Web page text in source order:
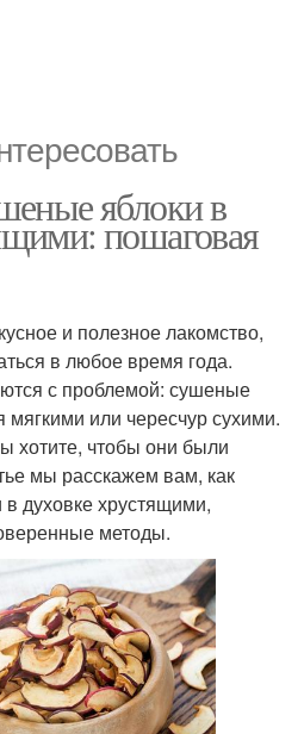
яблоки в
пошаговая
и полезное лакомство,
в любое время года.
с проблемой: сушеные
мягкими или чересчур сухими.
хотите, чтобы они были
мы расскажем вам, как
духовке хрустящими,
методы.